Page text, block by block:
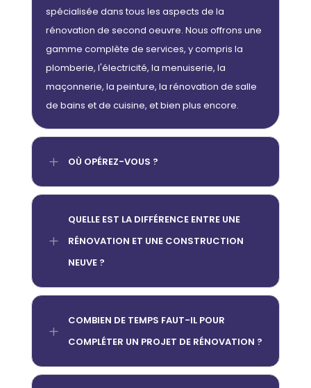
spécialisée dans tous les aspects de la
rénovation de second oeuvre. Nous offrons une
gamme complète de services, y compris la
plomberie, l'électricité, la menuiserie, la
maçonnerie, la peinture, la rénovation de salle
de bains et de cuisine, et bien plus encore.
L OÙ OPÉREZ-VOUS ?
L
QUELLE EST LA DIFFÉRENCE ENTRE UNE
RÉNOVATION ET UNE CONSTRUCTION
NEUVE ?
L
COMBIEN DE TEMPS FAUT-IL POUR
COMPLÉTER UN PROJET DE RÉNOVATION ?